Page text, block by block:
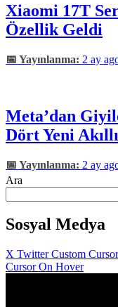
Xiaomi 17T
Özellik Geldi
2 ay
Meta’dan
Dört Yeni
2 ay
Ara
Sosyal Medya
X Twitter Custom
Cursor On Hover